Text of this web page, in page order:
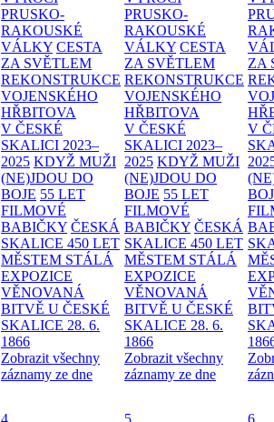
PRUSKO-
RAKOUSKÉ
VÁLKY CESTA
ZA SVĚTLEM
REKONSTRUKCE
VOJENSKÉHO
HŘBITOVA
V ČESKÉ
SKALICI 2023–
2025 KDYŽ MUŽI
(NE)JDOU DO
BOJE 55 LET
FILMOVÉ
BABIČKY ČESKÁ
SKALICE 450 LET
MĚSTEM STÁLÁ
EXPOZICE
VĚNOVANÁ
BITVĚ U ČESKÉ
SKALICE 28. 6.
1866
Zobrazit všechny
záznamy ze dne
PRUSKO-
RAKOUSKÉ
VÁLKY CESTA
ZA SVĚTLEM
REKONSTRUKCE
VOJENSKÉHO
HŘBITOVA
V ČESKÉ
SKALICI 2023–
2025 KDYŽ MUŽI
(NE)JDOU DO
BOJE 55 LET
FILMOVÉ
BABIČKY ČESKÁ
SKALICE 450 LET
MĚSTEM STÁLÁ
EXPOZICE
VĚNOVANÁ
BITVĚ U ČESKÉ
SKALICE 28. 6.
1866
Zobrazit všechny
záznamy ze dne
ZA
V